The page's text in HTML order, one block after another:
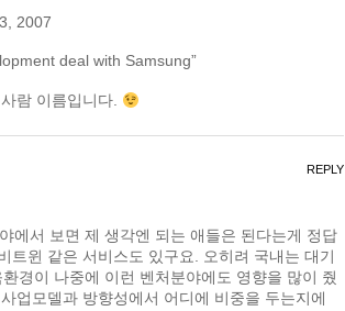
2007
deal with Samsung”
람 이름입니다.
에서 보면 제 생각엔 되는 애들은 된다는게 정답
트윈 같은 서비스도 있구요. 오히려 국내는 대기
경이 나중에 이런 벤처분야에도 영향을 많이 줬
업모델과 방향성에서 어디에 비중을 두는지에
REPLY